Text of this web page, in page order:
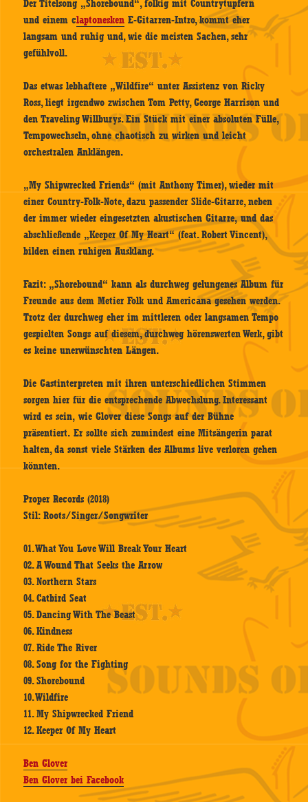
Der Titelsong „Shorebound“, folkig mit Countrytupfern
und einem claptonesken E-Gitarren-Intro, kommt eher
langsam und ruhig und, wie die meisten Sachen, sehr
gefühlvoll.
Das etwas lebhaftere „Wildfire“ unter Assistenz von Ricky
Ross, liegt irgendwo zwischen Tom Petty, George Harrison und
den Traveling Willburys. Ein Stück mit einer absoluten Fülle,
Tempowechseln, ohne chaotisch zu wirken und leicht
orchestralen Anklängen.
„My Shipwrecked Friends“ (mit Anthony Timer), wieder mit
einer Country-Folk-Note, dazu passender Slide-Gitarre, neben
der immer wieder eingesetzten akustischen Gitarre, und das
abschließende „Keeper Of My Heart“ (feat. Robert Vincent),
bilden einen ruhigen Ausklang.
Fazit: „Shorebound“ kann als durchweg gelungenes Album für
Freunde aus dem Metier Folk und Americana gesehen werden.
Trotz der durchweg eher im mittleren oder langsamen Tempo
gespielten Songs auf diesem, durchweg hörenswerten Werk, gibt
es keine unerwünschten Längen.
Die Gastinterpreten mit ihren unterschiedlichen Stimmen
sorgen hier für die entsprechende Abwechslung. Interessant
wird es sein, wie Glover diese Songs auf der Bühne
präsentiert. Er sollte sich zumindest eine Mitsängerin parat
halten, da sonst viele Stärken des Albums live verloren gehen
könnten.
Proper Records (2018)
Stil: Roots/Singer/Songwriter
01. What You Love Will Break Your Heart
02. A Wound That Seeks the Arrow
03. Northern Stars
04. Catbird Seat
05. Dancing With The Beast
06. Kindness
07. Ride The River
08. Song for the Fighting
09. Shorebound
10. Wildfire
11. My Shipwrecked Friend
12. Keeper Of My Heart
Ben Glover
Ben Glover bei Facebook